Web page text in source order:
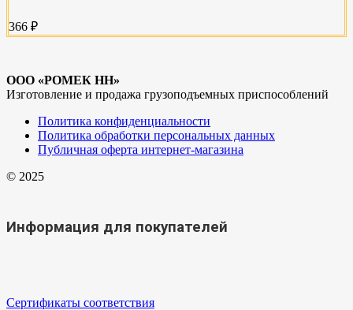
366 ₽
ООО «РОМЕК НН»
Изготовление и продажа грузоподъемных приспособлений
Политика конфиденциальности
Политика обработки персональных данных
Публичная оферта интернет-магазина
© 2025
Информация для покупателей
Сертификаты соответствия